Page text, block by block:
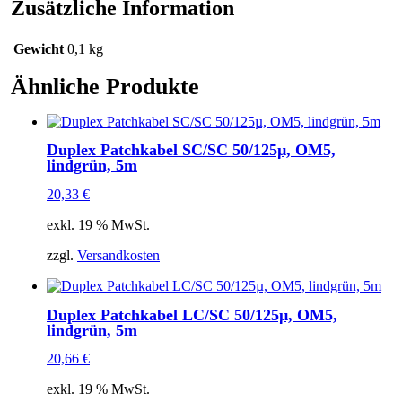
Zusätzliche Information
Gewicht 0,1 kg
Ähnliche Produkte
Duplex Patchkabel SC/SC 50/125µ, OM5,
lindgrün, 5m
20,33 €
exkl. 19 % MwSt.
zzgl. Versandkosten
Duplex Patchkabel LC/SC 50/125µ, OM5,
lindgrün, 5m
20,66 €
exkl. 19 % MwSt.